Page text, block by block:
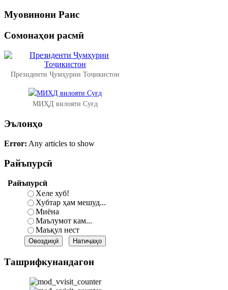
Муовинони Раис
Сомонаҳои расмӣ
Президенти Ҷумҳурии Тоҷикистон
МИҲД вилояти Суғд
Эълонҳо
Error: Any articles to show
Райъпурсӣ
Райъпурсӣ
Хеле хуб!
Хубтар ҳам мешуд...
Миёна
Маълумот кам...
Маъқул нест
Ташрифкунандагон